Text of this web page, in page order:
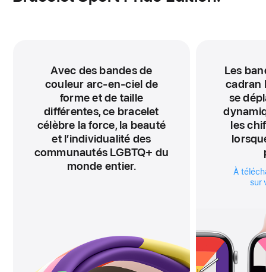
Avec des bandes de
couleur arc-en-ciel de
forme et de taille
différentes, ce bracelet
célèbre la force, la beauté
et l’individualité des
communautés LGBTQ+ du
monde entier.
Les
cadran
se
les
À
sur